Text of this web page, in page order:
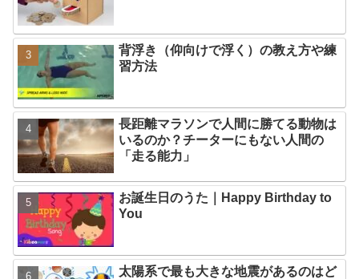
背浮き（仰向けで浮く）の教え方や練
習方法
長距離マラソンで人間に勝てる動物は
いるのか？チーターにもない人間の
「走る能力」
お誕生日のうた｜Happy Birthday to
You
太陽系で最も大きな地震があるのはど